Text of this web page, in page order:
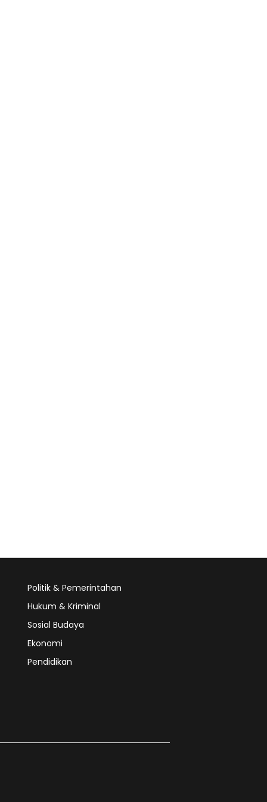
Politik & Pemerintahan
Hukum & Kriminal
Sosial Budaya
Ekonomi
Pendidikan